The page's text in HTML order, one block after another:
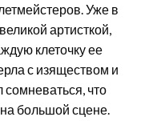
Уже в
артисткой,
клеточку ее
с изяществом и
сомневаться, что
большой сцене.